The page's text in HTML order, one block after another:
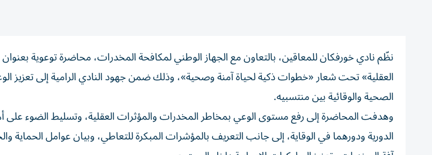
نظّم نادي خورفكان للمعاقين، بالتعاون مع الجهاز الوطني لمكافحة المخدرات، محاضرة توعوية
العقلية» تحت شعار «خطوات ذكية لحياة آمنة وصحية»، وذلك ضمن جهود النادي الرامية إلى تعزيز
الصحية والوقائية بين منتسبيه.
وهدفت المحاضرة إلى رفع مستوى الوعي بمخاطر المخدرات والمؤثرات العقلية، وتسليط الضوء على
الدورية ودورهما في الوقاية، إلى جانب التعريف بالمؤشرات المبكرة للتعاطي، وبيان عوامل الحماية